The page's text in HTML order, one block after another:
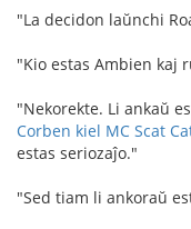
"La decidon laŭnchi
"Kio estas Ambien kaj
"Nekorekte. Li ankaŭ
Corben kiel MC Scat
estas seriozaĵo."
"Sed tiam li ankoraŭ